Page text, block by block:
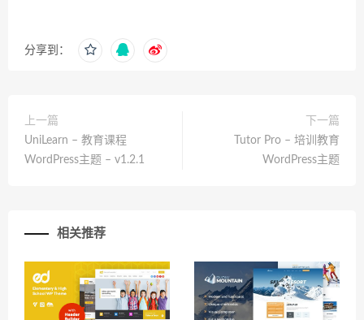
分享到：
上一篇
UniLearn – 教育课程
WordPress主题 – v1.2.1
下一篇
Tutor Pro – 培训教育
WordPress主题
相关推荐